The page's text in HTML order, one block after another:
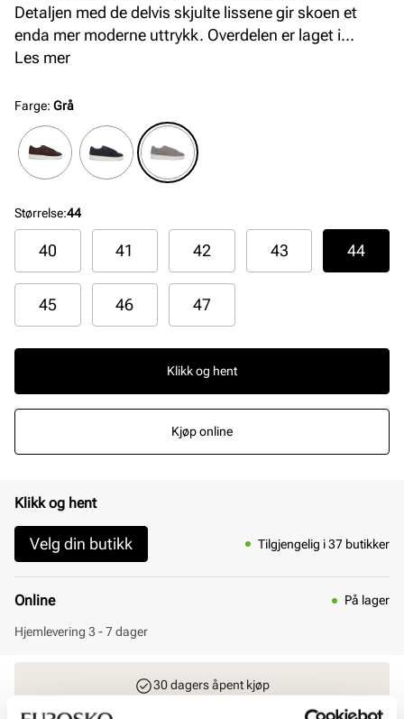
Detaljen med de delvis skjulte lissene gir skoen et
enda mer moderne uttrykk. Overdelen er laget i
semsket skinn av beste kvalitet. Fôret og innersålen
samt god komfort. Yttersålen i helstøpt gummi er
myk og fleksibel.
Les mer
Farge: Grå
Størrelse:44
40 41 42 43 44
45 46 47
Klikk og hent
Kjøp online
Klikk og hent
Velg din butikk Tilgjengelig i 37 butikker
Online På lager
Hjemlevering 3 - 7 dager
30 dagers åpent kjøp